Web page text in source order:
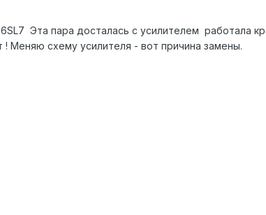
Эта пара досталась с усилителем работала
! Меняю схему усилителя - вот причина замены.